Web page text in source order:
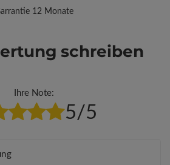
12 Monate
schreiben
Ihre Note:
5/5